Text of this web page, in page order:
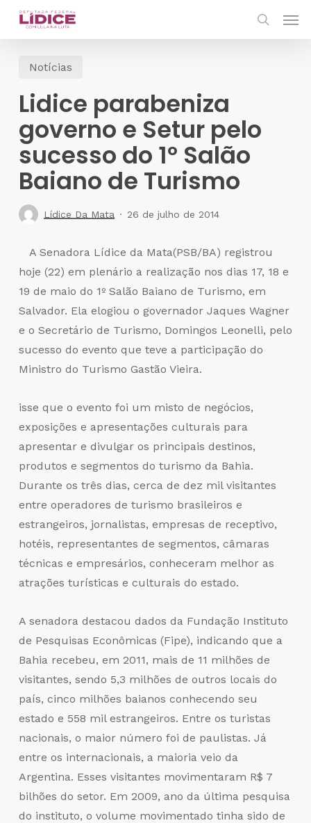
Skip
contentNotícias
Lidice parabeniza
governo e Setur pelo
sucesso do 1º Salão
Baiano de Turismo
Lídice Da Mata 26 de julho de 2014
A Senadora Lídice da Mata(PSB/BA) registrou
hoje (22) em plenário a realização nos dias 17, 18 e
19 de maio do 1º Salão Baiano de Turismo, em
Salvador. Ela elogiou o governador Jaques Wagner
e o Secretário de Turismo, Domingos Leonelli, pelo
sucesso do evento que teve a participação do
Ministro do Turismo Gastão Vieira.
isse que o evento foi um misto de negócios,
exposições e apresentações culturais para
apresentar e divulgar os principais destinos,
produtos e segmentos do turismo da Bahia.
Durante os três dias, cerca de dez mil visitantes
entre operadores de turismo brasileiros e
estrangeiros, jornalistas, empresas de receptivo,
hotéis, representantes de segmentos, câmaras
técnicas e empresários, conheceram melhor as
atrações turísticas e culturais do estado.
A senadora destacou dados da Fundação Instituto
de Pesquisas Econômicas (Fipe), indicando que a
Bahia recebeu, em 2011, mais de 11 milhões de
visitantes, sendo 5,3 milhões de outros locais do
país, cinco milhões baianos conhecendo seu
estado e 558 mil estrangeiros. Entre os turistas
nacionais, o maior número foi de paulistas. Já
entre os internacionais, a maioria veio da
Argentina. Esses visitantes movimentaram R$ 7
bilhões do setor. Em 2009, ano da última pesquisa
do instituto, o volume movimentado tinha sido de